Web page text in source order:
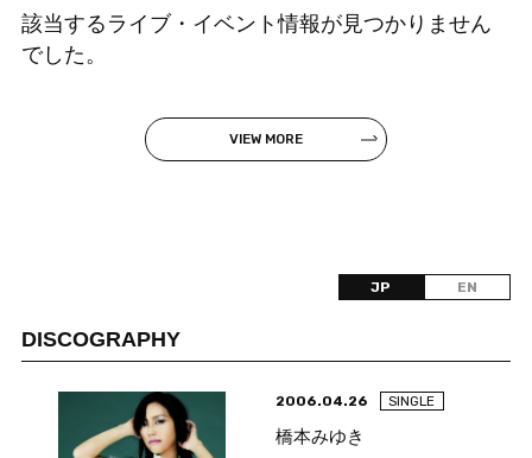
該当するライブ・イベント情報が見つかりません
でした。
VIEW MORE
JP EN
DISCOGRAPHY
2006.04.26 SINGLE
橋本みゆき